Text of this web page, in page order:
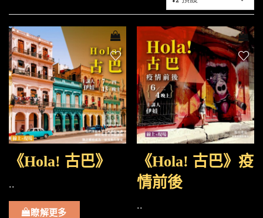
《Hola! 古巴》
..
瞭解更多
《Hola! 古巴》疫
情前後
..